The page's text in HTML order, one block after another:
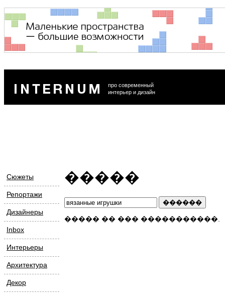
про современный
интерьер и дизайн
Сюжеты
Репортажи
Дизайнеры
Inbox
Интерьеры
Архитектура
Декор
�����
����� �� ��� �����������.